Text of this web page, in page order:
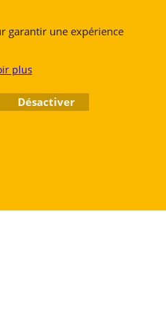
SPRL
470 876 817
garantir une expérience
plus
Désactiver